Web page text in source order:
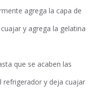
agrega la capa de
y agrega la gelatina
que se acaben las
refrigerador y deja cuajar